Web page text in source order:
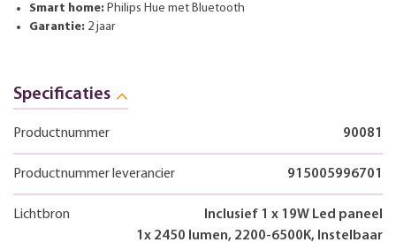
Smart home: Philips Hue met Bluetooth
Garantie: 2 jaar
Specificaties
Productnummer 90081
Productnummer leverancier 915005996701
Lichtbron
Inclusief 1 x 19W Led paneel
1x 2450 lumen, 2200-6500K, Instelbaar